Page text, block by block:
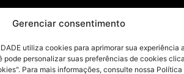
Gerenciar consentimento
utiliza cookies para aprimorar sua experiência
pode personalizar suas preferências de cookies
Para mais informações, consulte nossa Política